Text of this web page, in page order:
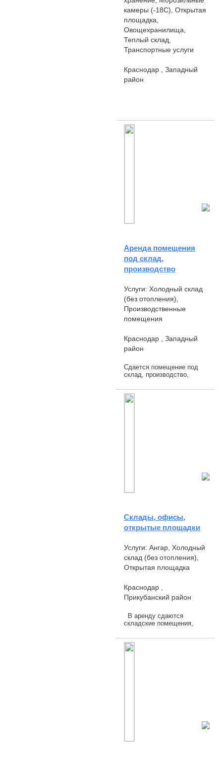
камеры (-18С), Открытая
площадка,
Овощехранилища,
Теплый склад,
Транспортные услуги
Краснодар , Западный
район
Аренда помещения
под склад,
производство
Услуги: Холодный склад
(без отопления),
Производственные
помещения
Краснодар , Западный
район
Сдается помещение под
склад, производство,
производственное здание,
высота потолков - 6м,
электроэнергия 220-380,
Склады, офисы,
открытые площадки
Услуги: Ангар, Холодный
склад (без отопления),
Открытая площадка
Краснодар ,
Прикубанский район
В аренду сдаются
складские помещения,
офисы. Склады от 20 м2 (
ангары, на земле, на
рампе). Ровный пол -